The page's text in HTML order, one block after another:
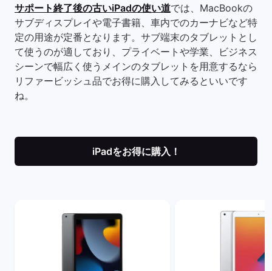
サポート終了後の古いiPadの使い道では、MacBookの
サブディスプレイや電子書籍、車内でのカーナビなど特
定の用途が定番となります。サブ端末のタブレットとし
て使うのが適しており、プライベートや学業、ビジネス
シーンで幅広く使うメインのタブレットを用意するなら
リファービッシュ品でお得に購入してみるといいです
ね。
iPadをお得に購入！